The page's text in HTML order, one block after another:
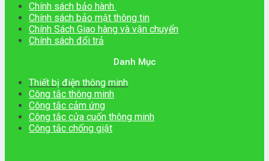
Chính sách bảo hành
Chính sách bảo mật thông tin
Chính Sách Giao hàng và vận chuyển
Chính sách đổi trả
Danh Mục
Thiết bị điện thông minh
Công tắc thông minh
Công tắc cảm ứng
Công tắc cửa cuốn thông minh
Công tắc chống giật